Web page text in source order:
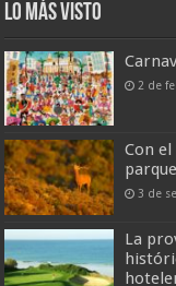
Lo más visto
2 de
Con
3 de
La